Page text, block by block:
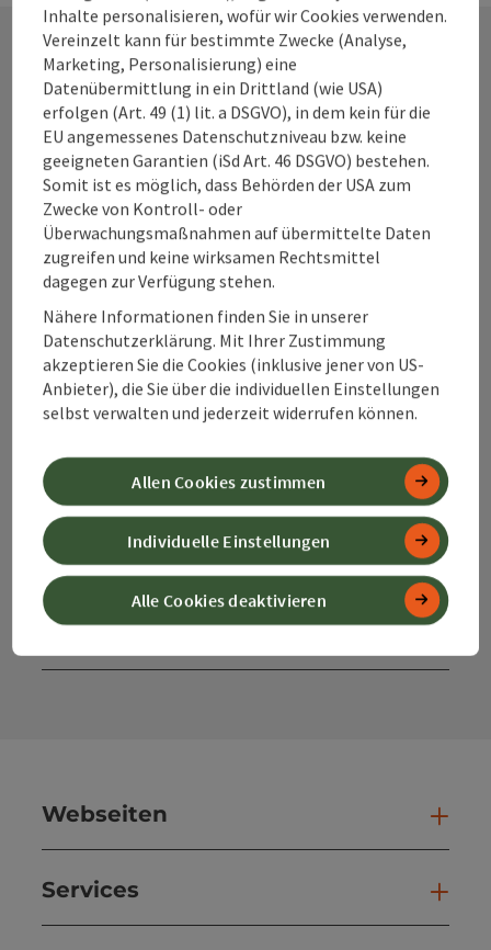
Kontakt
Alpenland Tourismus GmbH
Bahnhofstraße 2
4580 Windischgarsten
+43 50 360 360 360
info@360alpenland.com
InstagramFacebookYouTube
Kontaktformular
Webseiten
Services
Inhalte personalisieren, wofür wir Cookies verwenden.
Vereinzelt kann für bestimmte Zwecke (Analyse,
Marketing, Personalisierung) eine
Datenübermittlung in ein Drittland (wie USA)
erfolgen (Art. 49 (1) lit. a DSGVO), in dem kein für die
EU angemessenes Datenschutzniveau bzw. keine
geeigneten Garantien (iSd Art. 46 DSGVO) bestehen.
Somit ist es möglich, dass Behörden der USA zum
Zwecke von Kontroll- oder
Überwachungsmaßnahmen auf übermittelte Daten
zugreifen und keine wirksamen Rechtsmittel
dagegen zur Verfügung stehen.
Nähere Informationen finden Sie in unserer
Datenschutzerklärung. Mit Ihrer Zustimmung
akzeptieren Sie die Cookies (inklusive jener von US-
Anbieter), die Sie über die individuellen Einstellungen
selbst verwalten und jederzeit widerrufen können.
Alle Cookies deaktivieren
Individuelle Einstellungen
Allen Cookies zustimmen